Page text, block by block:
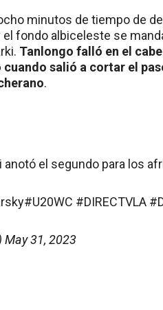
minutos de tiempo de
fondo albiceleste se
Tanlongo falló en el
salió a cortar el
.
anotó el segundo para los
#U20WC #DIRECTVLA
May 31, 2023